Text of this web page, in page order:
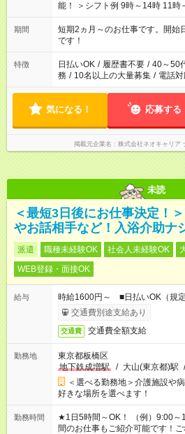
能！ ＞シフト例 9時～14時 11時
のご都合に合わせて勤務時間を
でお休みや時間の調整が必要な
い。
期間
短期2ヵ月～のお仕事です。開
です！
特徴 日払いOK / 履歴書不要 / 40～50
務 / 10名以上の大量募集 / 電話
気になる！ 応募する
掲載元企業名 株式会社ネオキャリア
未読
＜最短3日後にお仕事決定！
やお話相手など！入浴介助ナ
派遣 職種未経験OK 社会人未経験OK
WEB登録・面接OK
給与
時給1600円～ ■日払いOK（規
交通費別途支給あり
交通費 交通費全額支給
勤務地
東京都板橋区
地下鉄成増駅
/ 大山(東京都)駅
＜選べる勤務地＞介護施設
好きな場所を選べます！
勤務時間
★1日5時間～OK！ （例）9:00～
間のお仕事もご紹介可能です！